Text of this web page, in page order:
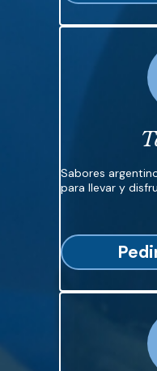
Sabores
para llevar y